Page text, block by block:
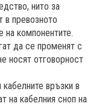
нито за
в превозното
на компонентите.
да се променят с
носят отговорност
връзки в
на кабелния сноп на